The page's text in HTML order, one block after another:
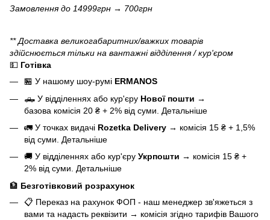
Замовлення до 14999грн → 700грн
** Доставка великогабаритних/важких товарів
здійснюється тільки на вантажні відділення / кур'єром
💵 Готівка
🏪 У нашому шоу-румі ERMANOS
🛻 У відділеннях або кур'єру Нової пошти →
базова комісія 20 ₴ + 2% від суми. Детальніше
🚛 У точках видачі Rozetka Delivery → комісія 15 ₴ + 1,5%
від суми. Детальніше
🚚 У відділеннях або кур'єру Укрпошти → комісія 15 ₴ +
2% від суми. Детальніше
🏦 Безготівковий розрахунок
📋 Переказ на рахунок ФОП - наш менеджер зв'яжеться з
вами та надасть реквізити → комісія згідно тарифів Вашого